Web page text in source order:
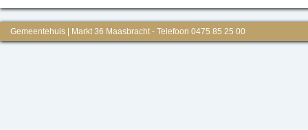
Gemeentehuis | Markt 36 Maasbracht - Telefoon 0475 85 25 00